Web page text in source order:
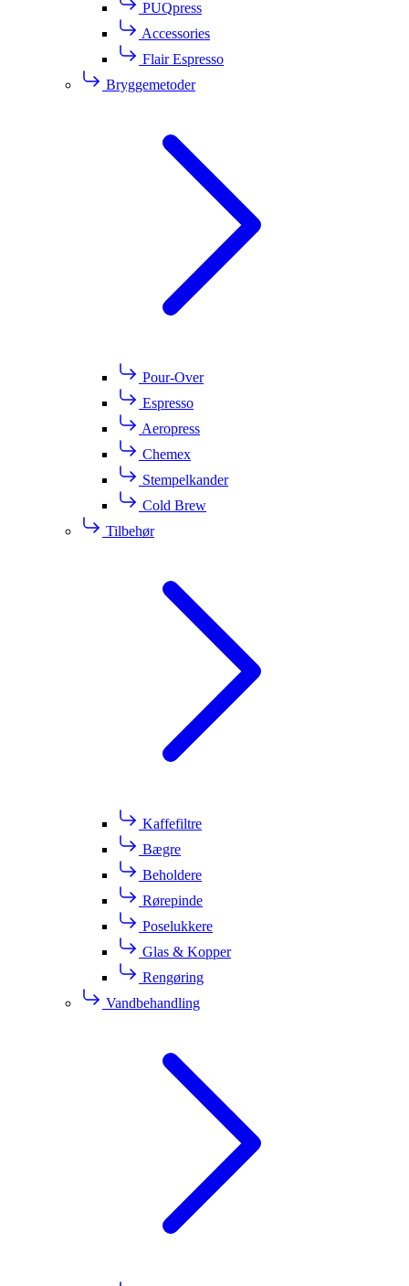
PUQpress
Accessories
Flair Espresso
Bryggemetoder
Pour-Over
Espresso
Aeropress
Chemex
Stempelkander
Cold Brew
Tilbehør
Kaffefiltre
Bægre
Beholdere
Rørepinde
Poselukkere
Glas & Kopper
Rengøring
Vandbehandling